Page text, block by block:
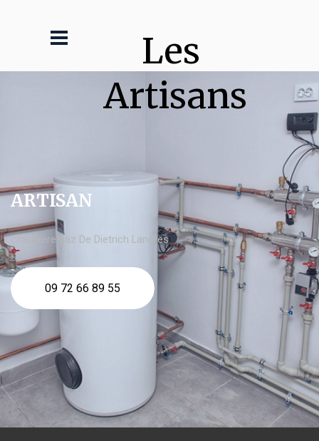
Les
Artisans
ARTISAN
chaudière gaz De Dietrich Langres
09 72 66 89 55